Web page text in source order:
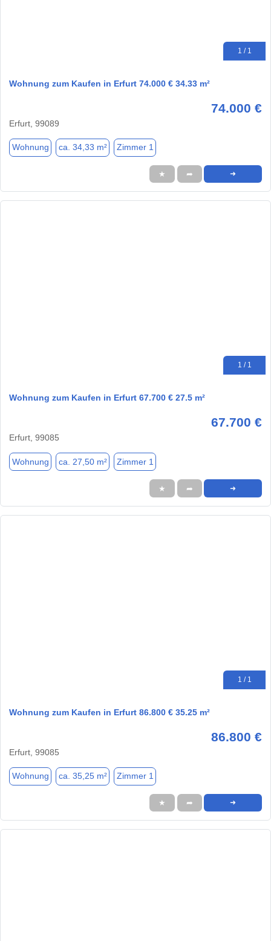
1 / 1
Wohnung zum Kaufen in Erfurt 74.000 € 34.33 m²
74.000 €
Erfurt, 99089
Wohnung ca. 34,33 m² Zimmer 1
★ ➦ ➜
1 / 1
Wohnung zum Kaufen in Erfurt 67.700 € 27.5 m²
67.700 €
Erfurt, 99085
Wohnung ca. 27,50 m² Zimmer 1
★ ➦ ➜
1 / 1
Wohnung zum Kaufen in Erfurt 86.800 € 35.25 m²
86.800 €
Erfurt, 99085
Wohnung ca. 35,25 m² Zimmer 1
★ ➦ ➜